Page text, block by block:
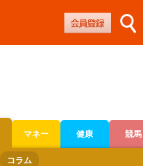
マネー 健康 競馬
コラム